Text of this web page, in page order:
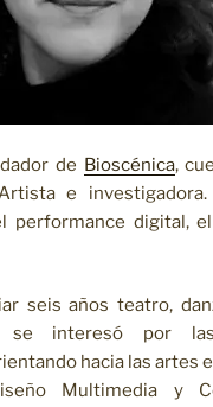
de Bioscénica,
e
performance digital,
seis años teatro,
se interesó por
hacia las artes
Multimedia y